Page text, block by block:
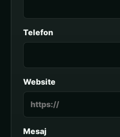
Telefon
Website
Mesaj